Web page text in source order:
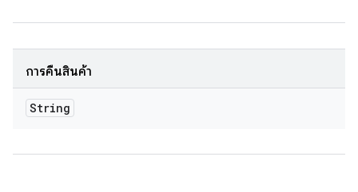
การคืนสินค้า
String